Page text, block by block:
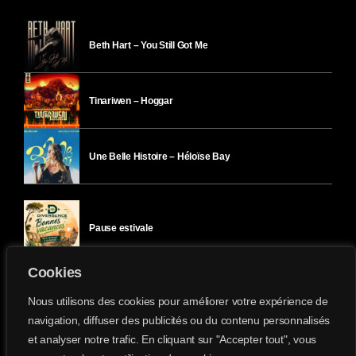
Cookies
Nous utilisons des cookies pour améliorer votre expérience de
navigation, diffuser des publicités ou du contenu personnalisés
et analyser notre trafic. En cliquant sur "Accepter tout", vous
Beth Hart – You Still Got Me
Tinariwen – Hoggar
Une Belle Histoire – Héloïse Bay
Pause estivale
Ici l’Ombre – mardi 28 juillet